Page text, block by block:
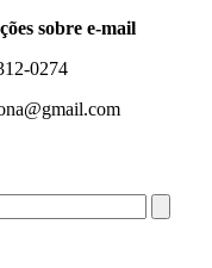
sobre e-mail
0274